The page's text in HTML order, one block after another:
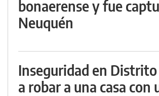
bonaerense y fue
Neuquén
Inseguridad en
a robar a una casa con